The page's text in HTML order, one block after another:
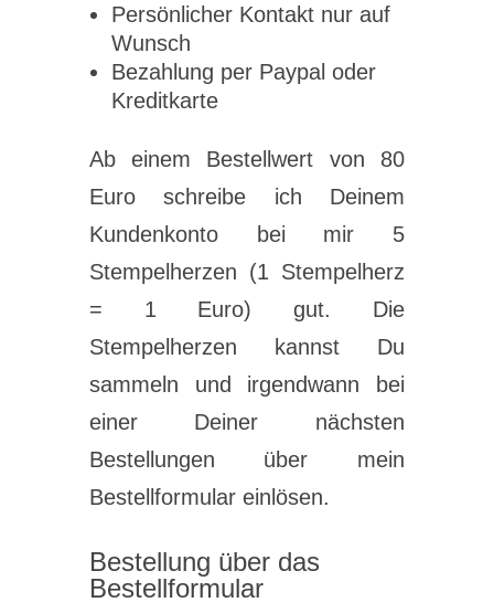
Persönlicher Kontakt nur auf
Wunsch
Bezahlung per Paypal oder
Kreditkarte
Ab einem Bestellwert von 80
Euro schreibe ich Deinem
Kundenkonto bei mir 5
Stempelherzen (1 Stempelherz
= 1 Euro) gut. Die
Stempelherzen kannst Du
sammeln und irgendwann bei
einer Deiner nächsten
Bestellungen über mein
Bestellformular einlösen.
Bestellung über das
Bestellformular